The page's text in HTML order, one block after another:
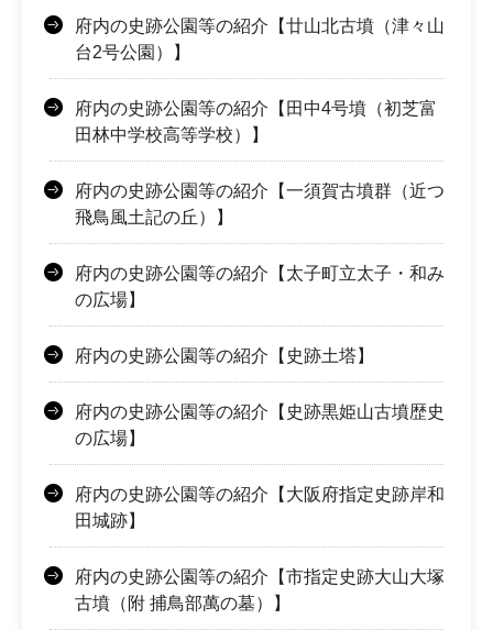
府内の史跡公園等の紹介【廿山北古墳（津々山
台2号公園）】
府内の史跡公園等の紹介【田中4号墳（初芝富
田林中学校高等学校）】
府内の史跡公園等の紹介【一須賀古墳群（近つ
飛鳥風土記の丘）】
府内の史跡公園等の紹介【太子町立太子・和み
の広場】
府内の史跡公園等の紹介【史跡土塔】
府内の史跡公園等の紹介【史跡黒姫山古墳歴史
の広場】
府内の史跡公園等の紹介【大阪府指定史跡岸和
田城跡】
府内の史跡公園等の紹介【市指定史跡大山大塚
古墳（附 捕鳥部萬の墓）】